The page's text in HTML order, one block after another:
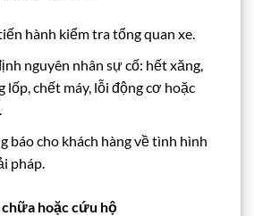
hành kiểm tra tổng quan xe.
nguyên nhân sự cố: hết xăng,
lốp, chết máy, lỗi động cơ hoặc
báo cho khách hàng về tình hình
pháp.
hoặc cứu hộ